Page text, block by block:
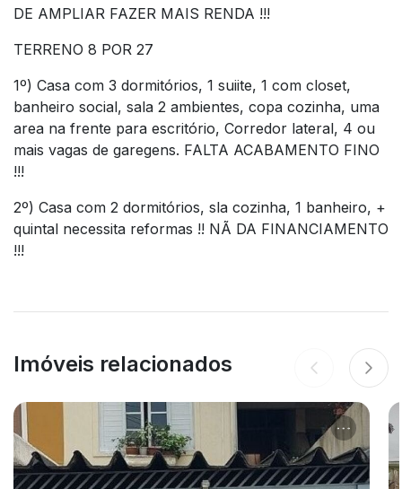
DE AMPLIAR FAZER MAIS RENDA !!!
TERRENO 8 POR 27
1º) Casa com 3 dormitórios, 1 suiite, 1 com closet,
banheiro social, sala 2 ambientes, copa cozinha, uma
area na frente para escritório, Corredor lateral, 4 ou
mais vagas de garegens. FALTA ACABAMENTO FINO
!!!
2º) Casa com 2 dormitórios, sla cozinha, 1 banheiro, +
quintal necessita reformas !! NÃ DA FINANCIAMENTO
!!!
Imóveis relacionados